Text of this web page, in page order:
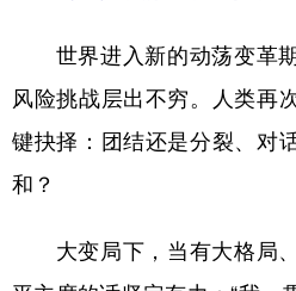
世界进入新的动荡变革期
风险挑战层出不穷。人类再
键抉择：团结还是分裂、对
和？
大变局下，当有大格局、